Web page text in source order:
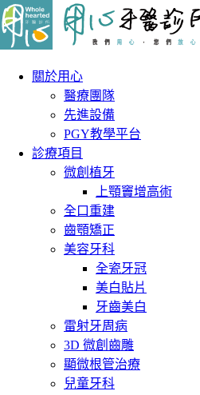
關於用心
醫療團隊
先進設備
PGY教學平台
診療項目
微創植牙
上顎竇增高術
全口重建
齒顎矯正
美容牙科
全瓷牙冠
美白貼片
牙齒美白
雷射牙周病
3D 微創齒雕
顯微根管治療
兒童牙科